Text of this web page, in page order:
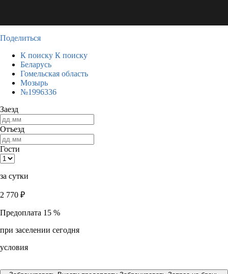
Поделиться
К поиску К поиску
Беларусь
Гомельская область
Мозырь
№1996336
Заезд
Отъезд
Гости
за сутки
2 770 ₽
Предоплата 15 %
при заселении сегодня
условия